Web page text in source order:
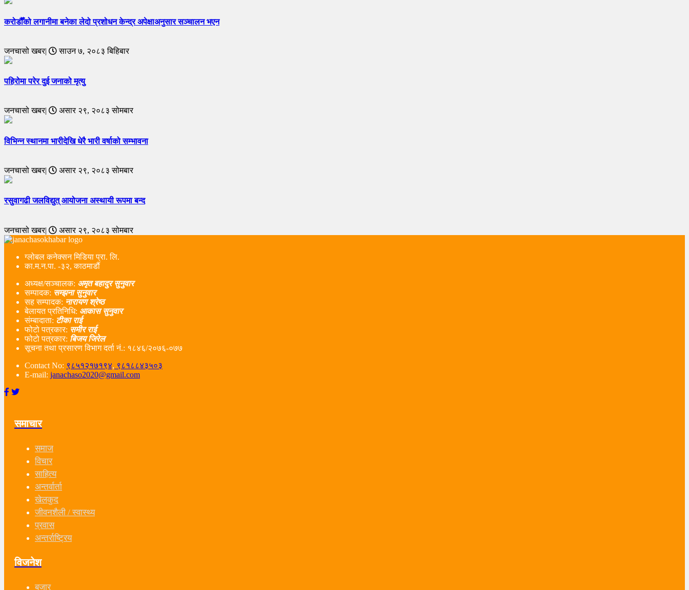
करोडौँको लगानीमा बनेका लेदो प्रशोधन केन्द्र अपेक्षाअनुसार सञ्चालन भएन
जनचासो खबर| साउन ७, २०८३ बिहिबार
पहिरोमा परेर दुई जनाको मृत्यु
जनचासो खबर| असार २९, २०८३ सोमबार
विभिन्न स्थानमा भारीदेखि धेरै भारी वर्षाको सम्भावना
जनचासो खबर| असार २९, २०८३ सोमबार
रसुवागढी जलविद्युत् आयोजना अस्थायी रूपमा बन्द
जनचासो खबर| असार २९, २०८३ सोमबार
ग्लोबल कनेक्सन मिडिया प्रा. लि.
का.म.न.पा. -३२, काठमाडौं
अध्यक्ष/सञ्चालक: अमृत बहादुर सुनुवार
सम्पादक: सम्झना सुनुवार
सह सम्पादक: नारायण श्रेष्ठ
बेलायत प्रतिनिधि: आकास सुनुवार
संम्बादाता: टीका राई
फोटो पत्रकार: समीर राई
फोटो पत्रकार: बिजय जिरेल
सूचना तथा प्रसारण विभाग दर्ता नं‌.: १८४६/२०७६-०७७
Contact No: ९८५१२१७१९४, ९८१८८४३५०३
E-mail: janachaso2020@gmail.com
समाचार
समाज
विचार
साहित्य
अन्तर्वार्ता
खेलकुद
जीवनशैली / स्वास्थ्य
प्रवास
अन्तर्राष्ट्रिय
विजनेश
बजार